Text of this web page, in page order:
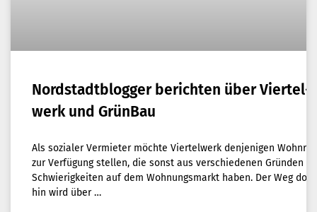
Nord­stadt­blog­ger berich­ten über Vier­tel­
werk und GrünBau
Als sozia­ler Ver­mie­ter möch­te Vier­tel­werk den­je­ni­gen
zur Ver­fü­gung stel­len, die sonst aus ver­schie­de­nen Grün­den
Schwie­rig­kei­ten auf dem Woh­nungs­markt haben. Der Weg
hin wird über